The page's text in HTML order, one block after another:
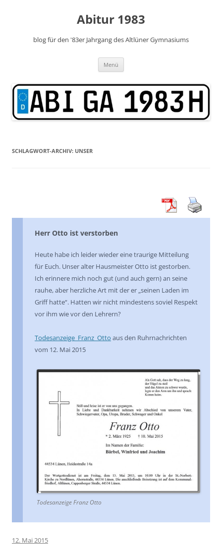
Abitur 1983
blog für den '83er Jahrgang des Altlüner Gymnasiums
Menü
SCHLAGWORT-ARCHIV: UNSER
Herr Otto ist verstorben
Heute habe ich leider wieder eine traurige Mitteilung
für Euch. Unser alter Hausmeister Otto ist gestorben.
Ich erinnere mich noch gut (und auch gern) an seine
rauhe, aber herzliche Art mit der er „seinen Laden im
Griff hatte“. Hatten wir nicht mindestens soviel Respekt
vor ihm wie vor den Lehrern?
Todesanzeige_Franz_Otto aus den Ruhrnachrichten
vom 12. Mai 2015
Todesanzeige Franz Otto
12. Mai 2015